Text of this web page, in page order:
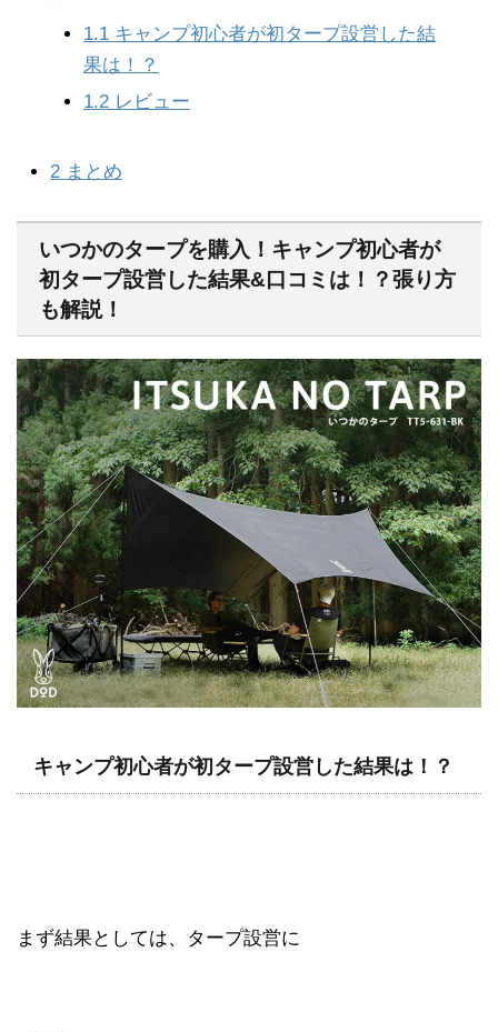
1.1 キャンプ初心者が初タープ設営した結
果は！？
1.2 レビュー
2 まとめ
いつかのタープを購入！キャンプ初心者が
初タープ設営した結果&口コミは！？張り方
も解説！
キャンプ初心者が初タープ設営した結果は！？
まず結果としては、タープ設営に